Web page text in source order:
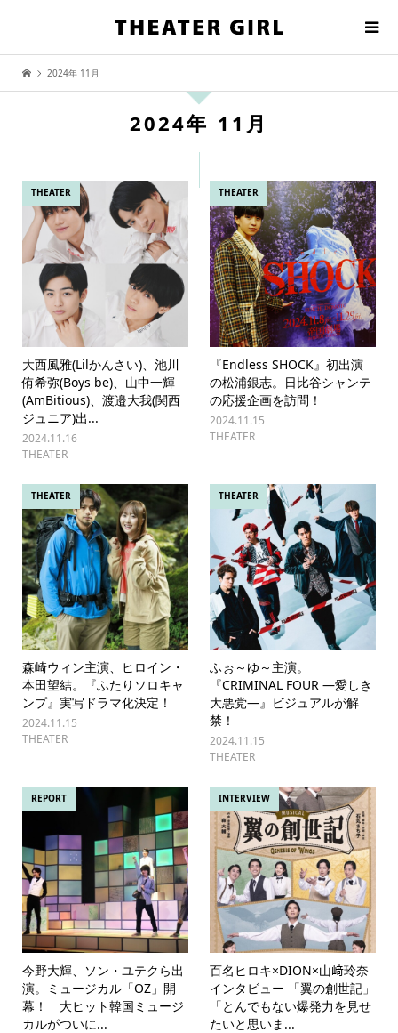
2024年 11月
2024年 11月
THEATER
大西風雅(Lilかんさい)、池川
侑希弥(Boys be)、山中一輝
(AmBitious)、渡邉大我(関西
ジュニア)出...
2024.11.16
THEATER
THEATER
『Endless SHOCK』初出演
の松浦銀志。日比谷シャンテ
の応援企画を訪問！
2024.11.15
THEATER
THEATER
森崎ウィン主演、ヒロイン・
本田望結。『ふたりソロキャ
ンプ』実写ドラマ化決定！
2024.11.15
THEATER
THEATER
ふぉ～ゆ～主演。
『CRIMINAL FOUR ―愛しき
大悪党―』ビジュアルが解
禁！
2024.11.15
THEATER
REPORT
今野大輝、ソン・ユテクら出
演。ミュージカル「OZ」開
幕！ 大ヒット韓国ミュージ
カルがついに...
INTERVIEW
百名ヒロキ×DION×山﨑玲奈
インタビュー 「翼の創世記」
「とんでもない爆発力を見せ
たいと思いま...